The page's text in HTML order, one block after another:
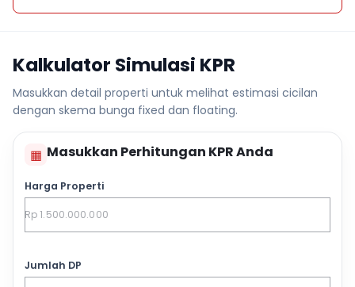
Kalkulator Simulasi KPR
Masukkan detail properti untuk melihat estimasi cicilan
dengan skema bunga fixed dan floating.
▦ Masukkan Perhitungan KPR Anda
Harga Properti
Jumlah DP